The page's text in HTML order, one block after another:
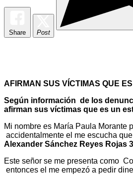
Share Post
AFIRMAN SUS VÍCTIMAS QUE
Según información de los
afirman sus víctimas que es un
Mi nombre es María Paula Morante
accidentalmente el me escucha
Alexander Sánchez Reyes Rojas
Este señor se me presenta como
entonces el me empezó a pedir